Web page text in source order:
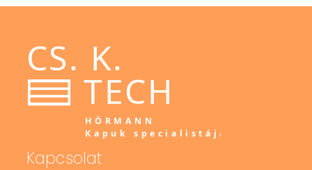
Kapcsolat